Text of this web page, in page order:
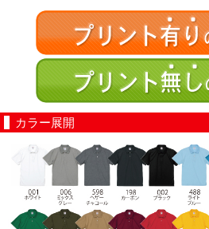
カラー展開